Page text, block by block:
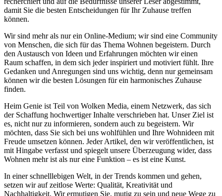
damit Sie die besten Entscheidungen für Ihr Zuhause treffen
können.
Wir sind mehr als nur ein Online-Medium; wir sind eine Community
von Menschen, die sich für das Thema Wohnen begeistern. Durch
den Austausch von Ideen und Erfahrungen möchten wir einen
Raum schaffen, in dem sich jeder inspiriert und motiviert fühlt. Ihre
Gedanken und Anregungen sind uns wichtig, denn nur gemeinsam
können wir die besten Lösungen für ein harmonisches Zuhause
finden.
Heim Genie ist Teil von Wolken Media, einem Netzwerk, das sich
der Schaffung hochwertiger Inhalte verschrieben hat. Unser Ziel ist
es, nicht nur zu informieren, sondern auch zu begeistern. Wir
möchten, dass Sie sich bei uns wohlfühlen und Ihre Wohnideen mit
Freude umsetzen können. Jeder Artikel, den wir veröffentlichen, ist
mit Hingabe verfasst und spiegelt unsere Überzeugung wider, dass
Wohnen mehr ist als nur eine Funktion – es ist eine Kunst.
In einer schnelllebigen Welt, in der Trends kommen und gehen,
setzen wir auf zeitlose Werte: Qualität, Kreativität und
Nachhaltigkeit. Wir ermutigen Sie, mutig zu sein und neue Wege zu